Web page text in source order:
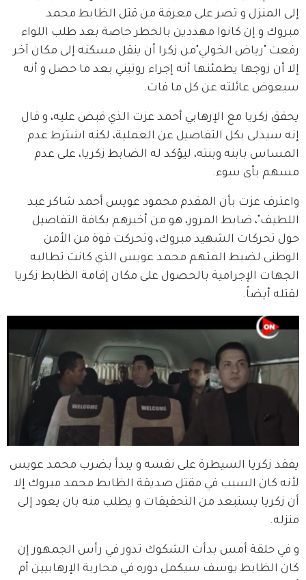
إلى المنزل و تصر على معرفة من قتل الظابط محمد
مبروك و إن كانوا مهددين بالخطر خاصة بعد طلب اللواء
رفعت "رياض الخولي"من زكرا أن ينقل مسكنه إلى مكان آخر
إلا أن زوجها يطمئنها أنه إجراء روتيني بعد ما حصل و أنه
سيعوض عائلته عن كل ما فات.
يحقق زكريا مع الإرهابي أحمد عزت الذي قبض عليه، و قال
إنه سيدلى بكل التفاصيل عن العملية، لكنه اشترط عدم
المساس بابنه وبنته، ليؤكد له الضابط زكريا، على عدم
مسهم بأى سوء.
واعترف عزت بأن المقدم محمود عويس أحمد شاكر عبد
اللطيف"، ضابط المرور، هو من أخبرهم بكافة التفاصيل
حول تحركات الشهيد مبروك، وتحركت قوة من الأمن
الوطنى لضبط المتهم محمد عويس الذي كانت تطالبه
الجهات الإجرامية بالحصول على مكان إقامة الظابط زكريا
لقتله أيضاً.
يفقد زكريا السيطرة على نفسه و يبدأ بضرب محمد عويس
لأنه كان السبب في مقتل صديقة الظابط محمد مبروك إلا
أن زكريا يستبعد من التحقيقات و يطلب منه بان يعود إلى
منزله.
و في حلقة أمس بدأت الشكوك تدور في رأس الجمهور إن
كان الظابط يوسف سيكمل دوره في محاربة الإرهابيين أم